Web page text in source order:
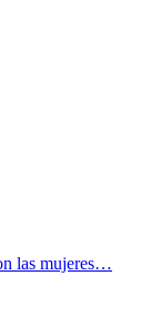
las mujeres…